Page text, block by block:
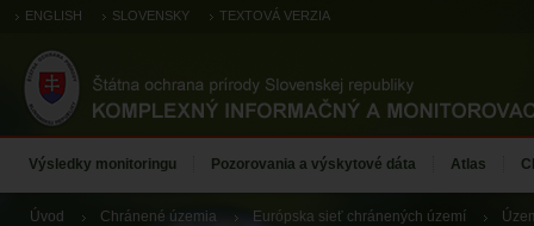
ENGLISH SLOVENSKY TEXTOVÁ VERZIA
Výsledky monitoringu Pozorovania a výskytové dáta Atlas
Úvod Chránené územia Európska sieť chránených území